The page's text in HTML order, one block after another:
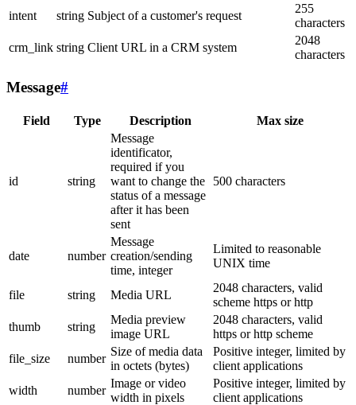
intent
string Subject of a customer's request
255
characters
crm_link string Client URL in a CRM system
2048
characters
Message#
Field Type Description Max size
id string
Message
identificator,
required if you
want to change the
status of a message
after it has been
sent
500 characters
date number
Message
creation/sending
time, integer
Limited to reasonable
UNIX time
file string Media URL
2048 characters, valid
scheme https or http
thumb
string
Media preview
image URL
2048 characters, valid
https or http scheme
file_size
number
Size of media data
in octets (bytes)
Positive integer, limited by
client applications
width
number
Image or video
width in pixels
Positive integer, limited by
client applications